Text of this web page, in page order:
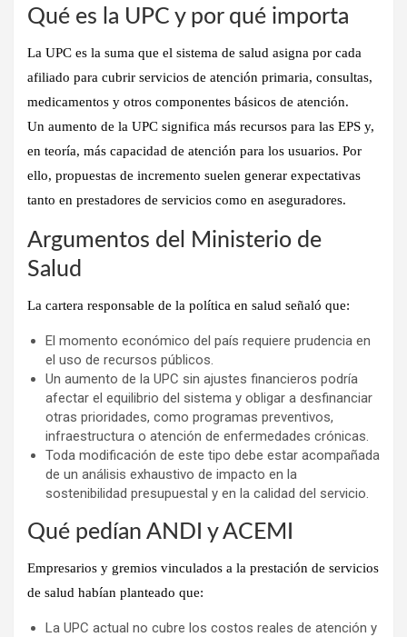
Qué es la UPC y por qué importa
La UPC es la suma que el sistema de salud asigna por cada
afiliado para cubrir servicios de atención primaria, consultas,
medicamentos y otros componentes básicos de atención.
Un aumento de la UPC significa más recursos para las EPS y,
en teoría, más capacidad de atención para los usuarios. Por
ello, propuestas de incremento suelen generar expectativas
tanto en prestadores de servicios como en aseguradores.
Argumentos del Ministerio de
Salud
La cartera responsable de la política en salud señaló que:
El momento económico del país requiere prudencia en
el uso de recursos públicos.
Un aumento de la UPC sin ajustes financieros podría
afectar el equilibrio del sistema y obligar a desfinanciar
otras prioridades, como programas preventivos,
infraestructura o atención de enfermedades crónicas.
Toda modificación de este tipo debe estar acompañada
de un análisis exhaustivo de impacto en la
sostenibilidad presupuestal y en la calidad del servicio.
Qué pedían ANDI y ACEMI
Empresarios y gremios vinculados a la prestación de servicios
de salud habían planteado que:
La UPC actual no cubre los costos reales de atención y